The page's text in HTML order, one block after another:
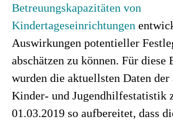
Betreuungskapazitäten von
Kindertageseinrichtungen
Auswirkungen potentieller
abschätzen zu können. Für diese
wurden die aktuellsten Daten
Kinder- und Jugendhilfestatistik
01.03.2019 so aufbereitet, dass